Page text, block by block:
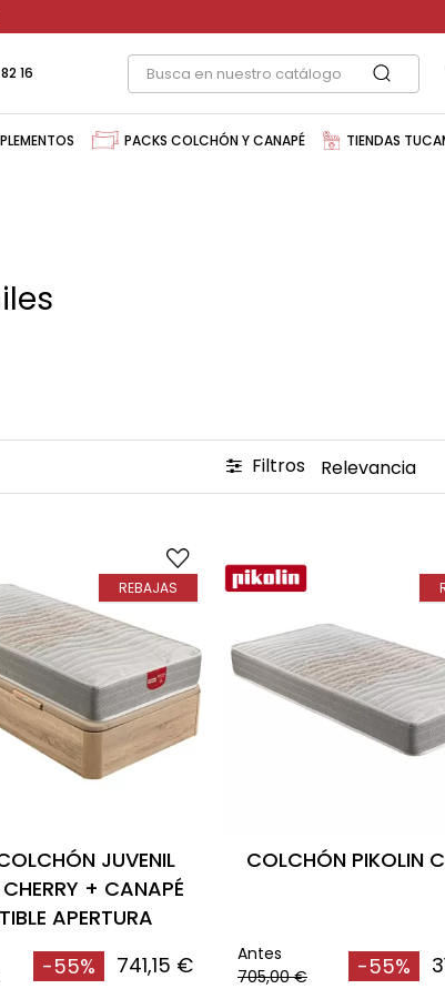
16
PACKS COLCHÓN Y CANAPÉ TIENDAS
Filtros
REBAJAS
JUVENIL
+ CANAPÉ
APERTURA
NATURAL
-55% 741,15 €
COLCHÓN PIKOLIN
Antes
705,00 €
-55%